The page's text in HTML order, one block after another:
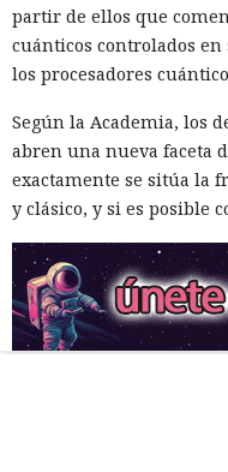
partir de ellos que
cuánticos controlados
los procesadores
Según la Academia, los
abren una nueva faceta
exactamente se sitúa la
y clásico, y si es posible